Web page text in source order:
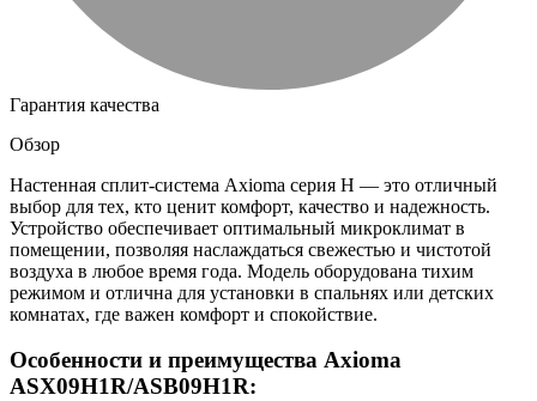
Гарантия качества
Обзор
Настенная сплит-система Axioma серия H — это отличный
выбор для тех, кто ценит комфорт, качество и надежность.
Устройство обеспечивает оптимальный микроклимат в
помещении, позволяя наслаждаться свежестью и чистотой
воздуха в любое время года. Модель оборудована тихим
режимом и отлична для установки в спальнях или детских
комнатах, где важен комфорт и спокойствие.
Особенности и преимущества Axioma
ASX09H1R/ASB09H1R: